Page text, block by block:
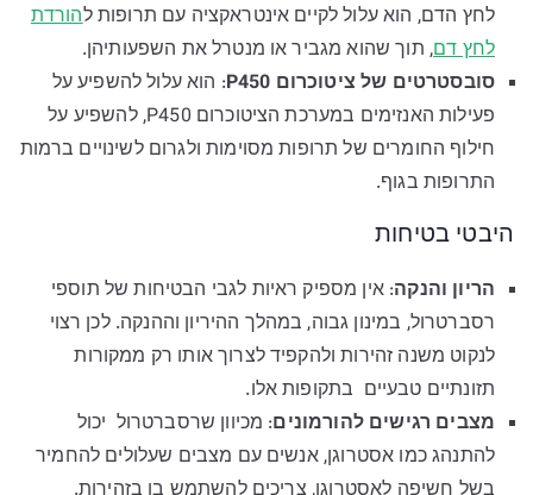
לחץ הדם, הוא עלול לקיים אינטראקציה עם תרופות להורדת
לחץ דם, תוך שהוא מגביר או מנטרל את השפעותיהן.
סובסטרטים של ציטוכרום P450
: הוא עלול להשפיע על
פעילות האנזימים במערכת הציטוכרום P450, להשפיע על
חילוף החומרים של תרופות מסוימות ולגרום לשינויים ברמות
התרופות בגוף.
היבטי בטיחות
הריון והנקה: אין מספיק ראיות לגבי הבטיחות של תוספי
רסברטרול, במינון גבוה, במהלך ההיריון וההנקה. לכן רצוי
לנקוט משנה זהירות ולהקפיד לצרוך אותו רק ממקורות
תזונתיים טבעיים בתקופות אלו.
מצבים רגישים להורמונים: מכיוון שרסברטרול יכול
להתנהג כמו אסטרוגן, אנשים עם מצבים שעלולים להחמיר